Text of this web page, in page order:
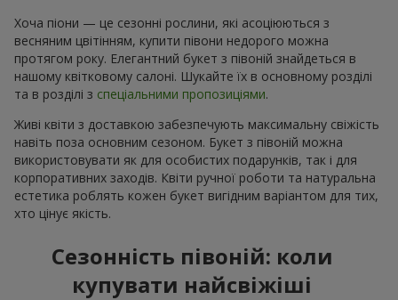
Хоча піони — це сезонні рослини, які асоціюються з
весняним цвітінням, купити півони недорого можна
протягом року. Елегантний букет з півоній знайдеться в
нашому квітковому салоні. Шукайте їх в основному розділі
та в розділі з спеціальними пропозиціями.
Живі квіти з доставкою забезпечують максимальну свіжість
навіть поза основним сезоном. Букет з півоній можна
використовувати як для особистих подарунків, так і для
корпоративних заходів. Квіти ручної роботи та натуральна
естетика роблять кожен букет вигідним варіантом для тих,
хто цінує якість.
Сезонність півоній: коли
купувати найсвіжіші